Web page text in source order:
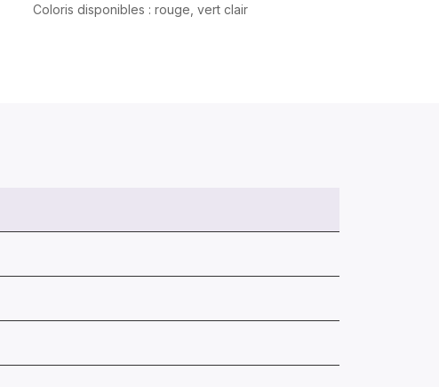
Coloris disponibles : rouge, vert clair